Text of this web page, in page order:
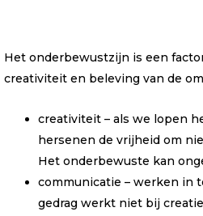
Het onderbewustzijn is een
creativiteit en beleving van de
creativiteit – als we lopen
hersenen de vrijheid om
Het onderbewuste kan
communicatie – werken in
gedrag werkt niet bij